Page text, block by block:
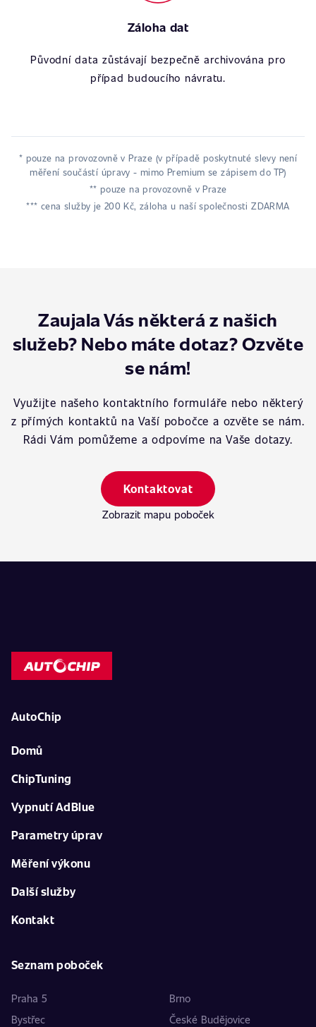
Záloha dat
Původní data zůstávají bezpečně archivována pro
případ budoucího návratu.
* pouze na provozovně v Praze (v případě poskytnuté slevy není
měření součástí úpravy - mimo Premium se zápisem do TP)
** pouze na provozovně v Praze
*** cena služby je 200 Kč, záloha u naší společnosti ZDARMA
Zaujala Vás některá z našich
služeb? Nebo máte dotaz? Ozvěte
se nám!
Využijte našeho kontaktního formuláře nebo některý
z přímých kontaktů na Vaší pobočce a ozvěte se nám.
Rádi Vám pomůžeme a odpovíme na Vaše dotazy.
Kontaktovat
Zobrazit mapu poboček
AutoChip
Domů
ChipTuning
Vypnutí AdBlue
Parametry úprav
Měření výkonu
Další služby
Kontakt
Seznam poboček
Praha 5
Brno
Bystřec
České Budějovice